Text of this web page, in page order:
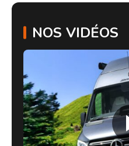
NOS VIDÉOS